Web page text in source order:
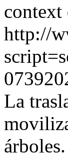
context
http://
La